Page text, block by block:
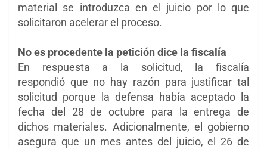
material se introduzca en el juicio por lo que
solicitaron acelerar el proceso.
No es procedente la petición dice la fiscalía
En respuesta a la solicitud, la fiscalía
respondió que no hay razón para justificar tal
solicitud porque la defensa había aceptado la
fecha del 28 de octubre para la entrega de
dichos materiales. Adicionalmente, el gobierno
asegura que un mes antes del juicio, el 26 de